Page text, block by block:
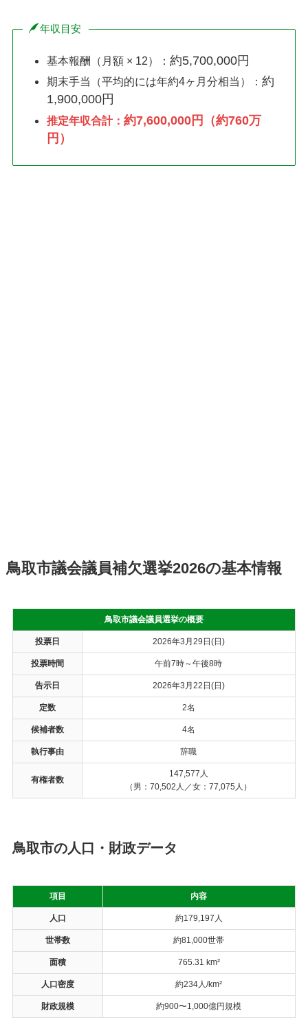
年収目安
基本報酬（月額 × 12）：約5,700,000円
期末手当（平均的には年約4ヶ月分相当）：約
1,900,000円
推定年収合計：約7,600,000円（約760万
円）
鳥取市議会議員補欠選挙2026の基本情報
鳥取市議会議員選挙の概要
投票日 2026年3月29日(日)
投票時間 午前7時～午後8時
告示日 2026年3月22日(日)
定数 2名
候補者数 4名
執行事由 辞職
有権者数
147,577人
（男：70,502人／女：77,075人）
鳥取市の人口・財政データ
項目 内容
人口 約179,197人
世帯数 約81,000世帯
面積 765.31 km²
人口密度 約234人/km²
財政規模 約900〜1,000億円規模